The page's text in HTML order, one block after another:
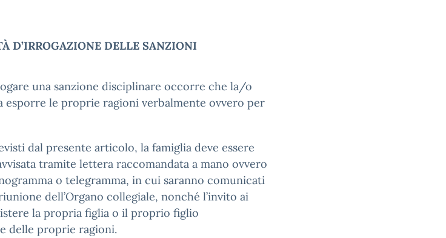
D’IRROGAZIONE DELLE SANZIONI
una sanzione disciplinare occorre che la/o
esporre le proprie ragioni verbalmente ovvero per
dal presente articolo, la famiglia deve essere
tramite lettera raccomandata a mano ovvero
o telegramma, in cui saranno comunicati
dell’Organo collegiale, nonché l’invito ai
la propria figlia o il proprio figlio
delle proprie ragioni.